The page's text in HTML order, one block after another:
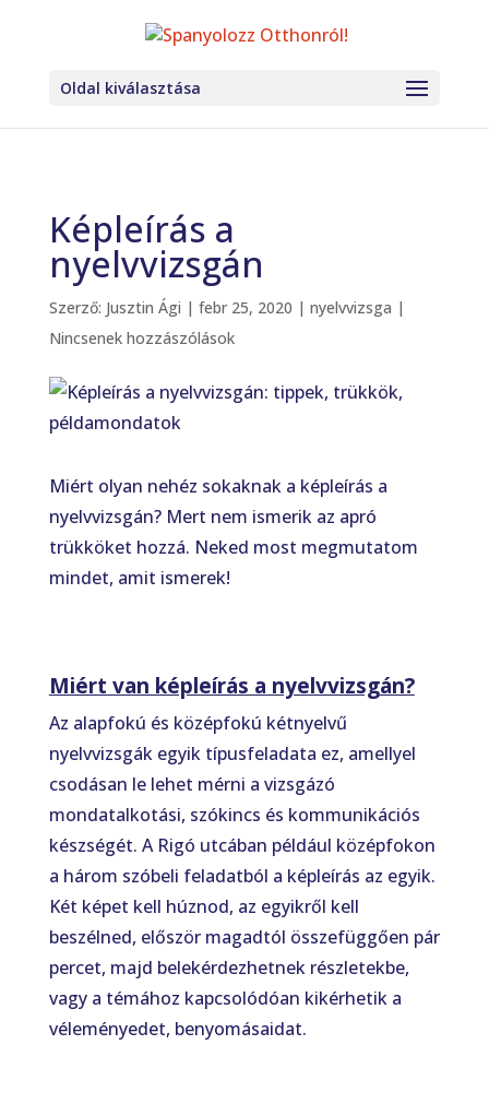
Oldal kiválasztása
Képleírás a
nyelvvizsgán
Szerző: Jusztin Ági | febr 25, 2020 | nyelvvizsga |
Nincsenek hozzászólások
Miért olyan nehéz sokaknak a képleírás a
nyelvvizsgán? Mert nem ismerik az apró
trükköket hozzá. Neked most megmutatom
mindet, amit ismerek!
Miért van képleírás a nyelvvizsgán?
Az alapfokú és középfokú kétnyelvű
nyelvvizsgák egyik típusfeladata ez, amellyel
csodásan le lehet mérni a vizsgázó
mondatalkotási, szókincs és kommunikációs
készségét. A Rigó utcában például középfokon
a három szóbeli feladatból a képleírás az egyik.
Két képet kell húznod, az egyikről kell
beszélned, először magadtól összefüggően pár
percet, majd belekérdezhetnek részletekbe,
vagy a témához kapcsolódóan kikérhetik a
véleményedet, benyomásaidat.